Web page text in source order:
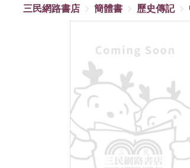
三民網路書店 簡體書 歷史傳記